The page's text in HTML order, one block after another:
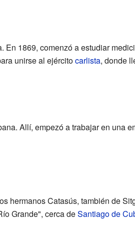
En 1869, comenzó a estudiar
unirse al ejércitocarlista, donde
Allí, empezó a trabajar en una
hermanos Catasús, también de
Grande", cerca deSantiago de